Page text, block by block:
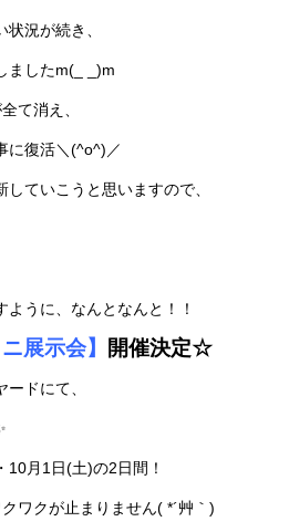
況が続き、
ましたm(_ _)m
て消え、
に復活＼(^o^)／
ていこうと思いますので、
うに、なんとなんと！！
展示会】 開催決定☆
ドにて、
10月1日(土)の2日間！
ワクが止まりません( *´艸｀)